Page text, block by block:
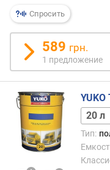
Спросить
589 грн.
1 предложение
1 л5 л
Тип: